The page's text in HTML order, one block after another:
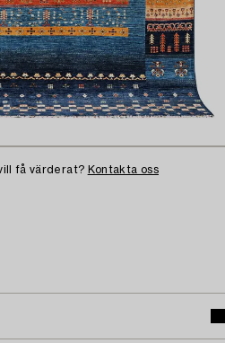
få värderat? Kontakta oss